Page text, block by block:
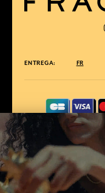
ENTREGA: FR
en